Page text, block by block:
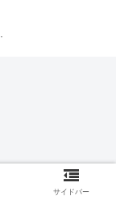
サイドバー